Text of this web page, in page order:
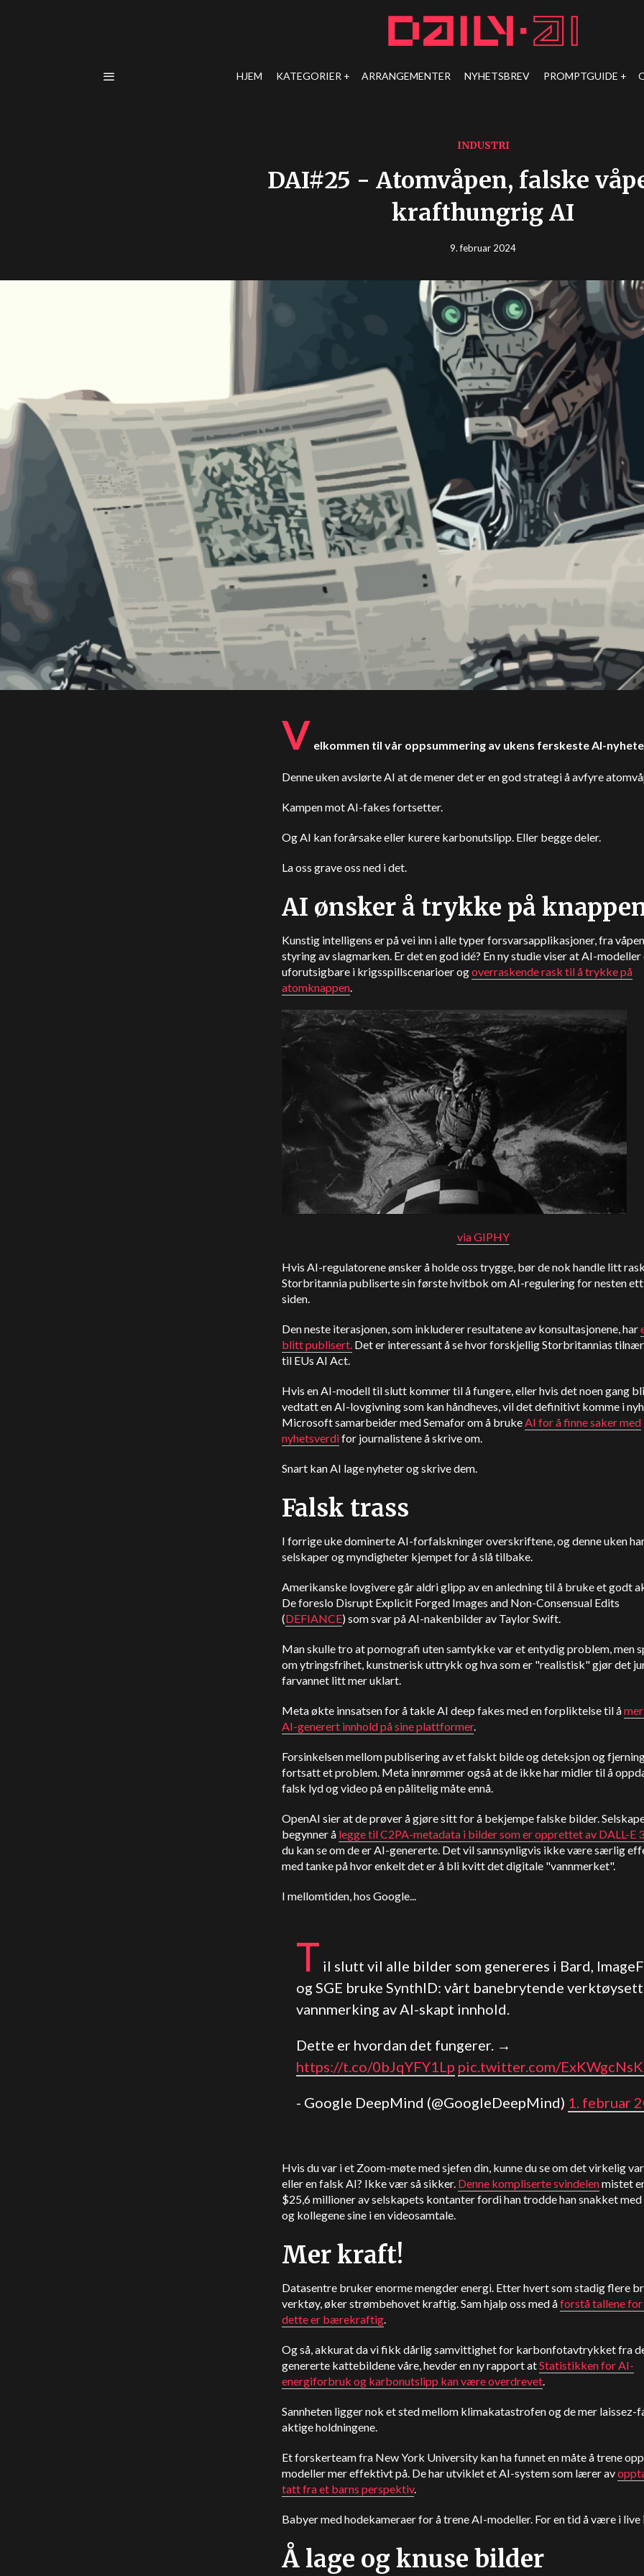
HJEM KATEGORIER ARRANGEMENTER NYHETSBREV PROMPTGUIDE
INDUSTRI
DAI#25 - Atomvåpen, falske
krafthungrig AI
9. februar 2024
V elkommen til vår oppsummering av ukens ferskeste AI-
Denne uken avslørte AI at de mener det er en god strategi å avfyre
Kampen mot AI-fakes fortsetter.
Og AI kan forårsake eller kurere karbonutslipp. Eller begge deler.
La oss grave oss ned i det.
AI ønsker å trykke på
Kunstig intelligens er på vei inn i alle typer forsvarsapplikasjoner, fra
styring av slagmarken. Er det en god idé? En ny studie viser at AI-modeller
uforutsigbare i krigsspillscenarioer ogoverraskende rask til å trykke på
atomknappen.
via GIPHY
Hvis AI-regulatorene ønsker å holde oss trygge, bør de nok handle litt
Storbritannia publiserte sin første hvitbok om AI-regulering for nesten
siden.
Den neste iterasjonen, som inkluderer resultatene av konsultasjonene, har
blitt publisert. Det er interessant å se hvor forskjellig Storbritannias
til EUs AI Act.
Hvis en AI-modell til slutt kommer til å fungere, eller hvis det noen gang
vedtatt en AI-lovgivning som kan håndheves, vil det definitivt komme i
Microsoft samarbeider med Semafor om å brukeAI for å finne saker med
nyhetsverdifor journalistene å skrive om.
Snart kan AI lage nyheter og skrive dem.
Falsk trass
I forrige uke dominerte AI-forfalskninger overskriftene, og denne uken
selskaper og myndigheter kjempet for å slå tilbake.
Amerikanske lovgivere går aldri glipp av en anledning til å bruke et godt
De foreslo Disrupt Explicit Forged Images and Non-Consensual Edits
(DEFIANCE) som svar på AI-nakenbilder av Taylor Swift.
Man skulle tro at pornografi uten samtykke var et entydig problem, men
om ytringsfrihet, kunstnerisk uttrykk og hva som er "realistisk" gjør det
farvannet litt mer uklart.
Meta økte innsatsen for å takle AI deep fakes med en forpliktelse til å
AI-generert innhold på sine plattformer.
Forsinkelsen mellom publisering av et falskt bilde og deteksjon og
fortsatt et problem. Meta innrømmer også at de ikke har midler til å
falsk lyd og video på en pålitelig måte ennå.
OpenAI sier at de prøver å gjøre sitt for å bekjempe falske bilder.
begynner å legge til C2PA-metadata i bilder som er opprettet av DALL-E 3
du kan se om de er AI-genererte. Det vil sannsynligvis ikke være særlig
med tanke på hvor enkelt det er å bli kvitt det digitale "vannmerket".
I mellomtiden, hos Google...
T il slutt vil alle bilder som genereres i Bard,
og SGE bruke SynthID: vårt banebrytende
vannmerking av AI-skapt innhold.
Dette er hvordan det fungerer. →
https://t.co/0bJqYFY1Lp pic.twitter.com/
- Google DeepMind (@GoogleDeepMind) 1. februar
Hvis du var i et Zoom-møte med sjefen din, kunne du se om det virkelig
eller en falsk AI? Ikke vær så sikker. Denne kompliserte svindelenmistet
$25,6 millioner av selskapets kontanter fordi han trodde han snakket med
og kollegene sine i en videosamtale.
Mer kraft!
Datasentre bruker enorme mengder energi. Etter hvert som stadig flere
verktøy, øker strømbehovet kraftig. Sam hjalp oss med åforstå tallene for
dette er bærekraftig.
Og så, akkurat da vi fikk dårlig samvittighet for karbonfotavtrykket fra
genererte kattebildene våre, hevder en ny rapport atStatistikken for AI-
energiforbruk og karbonutslipp kan være overdrevet.
Sannheten ligger nok et sted mellom klimakatastrofen og de mer laissez-
aktige holdningene.
Et forskerteam fra New York University kan ha funnet en måte å trene
modeller mer effektivt på. De har utviklet et AI-system som lærer av
tatt fra et barns perspektiv.
Babyer med hodekameraer for å trene AI-modeller. For en tid å være i live
Å lage og knuse bilder